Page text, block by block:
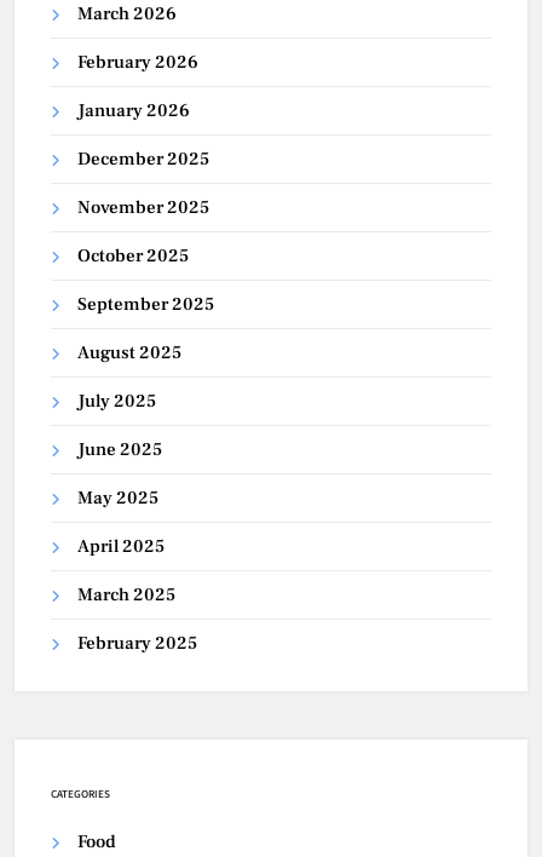
March 2026
February 2026
January 2026
December 2025
November 2025
October 2025
September 2025
August 2025
July 2025
June 2025
May 2025
April 2025
March 2025
February 2025
CATEGORIES
Food